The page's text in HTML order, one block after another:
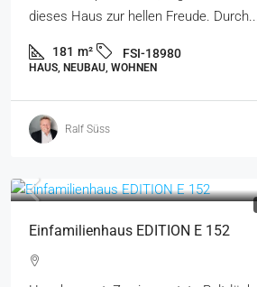
dieses Haus zur hellen Freude.
181 m² FSI-18980
HAUS, NEUBAU, WOHNEN
Ralf Süss
Einfamilienhaus EDITION E 152